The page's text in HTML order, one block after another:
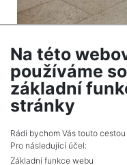
Commercial to rent
Praha 4 - Nusle
12,500 CZK
CZK/sqm/month
Na této
používáme
základní
stránky
Rádi bychom Vás touto
Pro následující účel:
Základní funkce webu